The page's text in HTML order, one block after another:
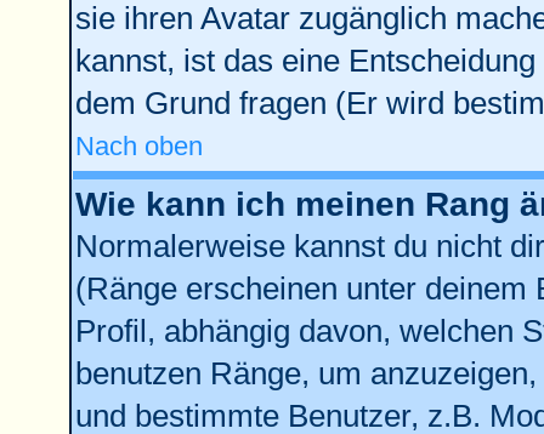
sie ihren Avatar zugänglich
kannst, ist das eine
dem Grund fragen (Er wird
Nach oben
Wie kann ich meinen Rang
Normalerweise kannst du nicht
(Ränge erscheinen unter deinem
Profil, abhängig davon, welchen
benutzen Ränge, um
und bestimmte Benutzer, z.B.